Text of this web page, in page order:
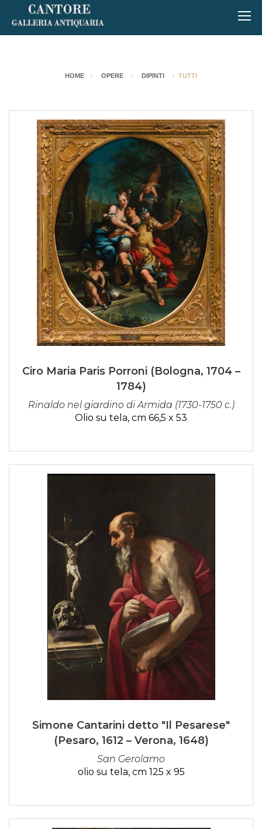
HOME OPERE DIPINTI TUTTI
Ciro Maria Paris Porroni (Bologna, 1704 –
1784)
Rinaldo nel giardino di Armida (1730-1750 c.)
Olio su tela, cm 66,5 x 53
Simone Cantarini detto "Il Pesarese"
(Pesaro, 1612 – Verona, 1648)
San Gerolamo
olio su tela, cm 125 x 95